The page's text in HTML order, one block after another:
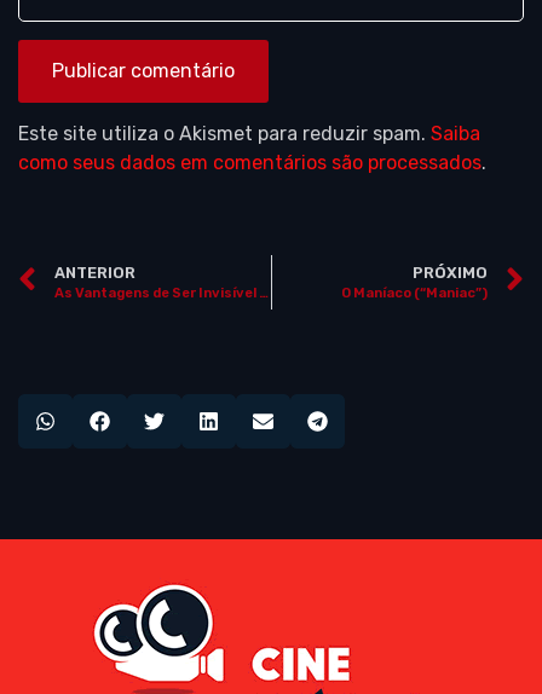
Este site utiliza o Akismet para reduzir spam. Saiba
como seus dados em comentários são processados.
ANTERIOR
As Vantagens de Ser Invisível (“The Perks of Being a Wallflower”)
PRÓXIMO
O Maníaco (“Maniac”)